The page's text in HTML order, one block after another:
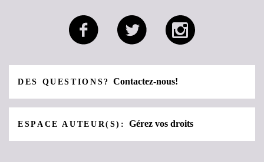
DES QUESTIONS?Contactez-nous!
ESPACE AUTEUR(S):Gérez vos droits